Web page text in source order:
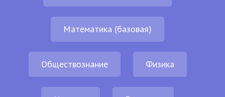
Математика (базовая)
Обществознание Физика